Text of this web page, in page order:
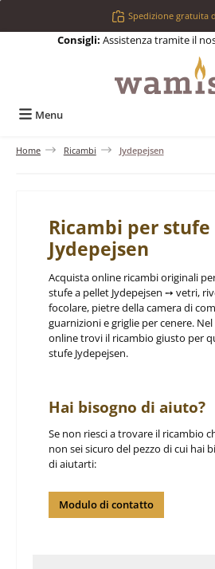
Passa al contenuto principaleSpedizione gratuita
Consigli: Assistenza tramite il
Menu
Home Ricambi Jydepejsen
Ricambi per stufe
Jydepejsen
Acquista online ricambi originali
stufe a pellet Jydepejsen ➙ vetri,
focolare, pietre della camera di
guarnizioni e griglie per cenere.
online trovi il ricambio giusto per
stufe Jydepejsen.
Hai bisogno di aiuto?
Se non riesci a trovare il ricambio
non sei sicuro del pezzo di cui hai
di aiutarti:
Modulo di contatto